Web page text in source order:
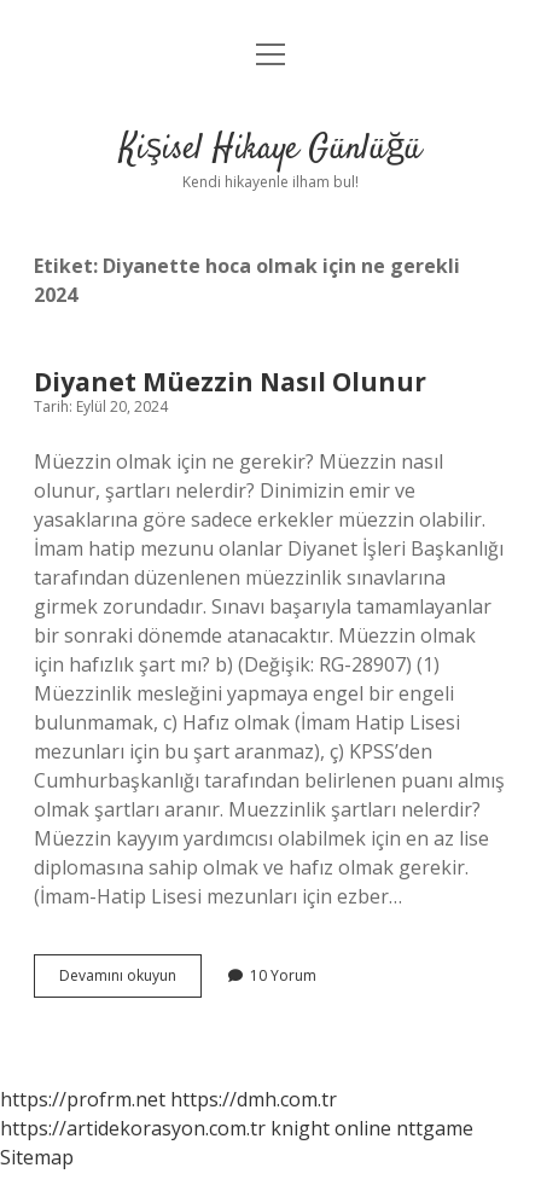
Anasayfa
Yasal Uyarı
menüyü
Kişisel Hikaye Günlüğü
Kendi hikayenle ilham bul!
Etiket: Diyanette hoca olmak için ne gerekli
2024
Diyanet Müezzin Nasıl Olunur
Tarih: Eylül 20, 2024
Müezzin olmak için ne gerekir? Müezzin nasıl
olunur, şartları nelerdir? Dinimizin emir ve
yasaklarına göre sadece erkekler müezzin olabilir.
İmam hatip mezunu olanlar Diyanet İşleri Başkanlığı
tarafından düzenlenen müezzinlik sınavlarına
girmek zorundadır. Sınavı başarıyla tamamlayanlar
bir sonraki dönemde atanacaktır. Müezzin olmak
için hafızlık şart mı? b) (Değişik: RG-28907) (1)
Müezzinlik mesleğini yapmaya engel bir engeli
bulunmamak, c) Hafız olmak (İmam Hatip Lisesi
mezunları için bu şart aranmaz), ç) KPSS’den
Cumhurbaşkanlığı tarafından belirlenen puanı almış
olmak şartları aranır. Muezzinlik şartları nelerdir?
Müezzin kayyım yardımcısı olabilmek için en az lise
diplomasına sahip olmak ve hafız olmak gerekir.
(İmam-Hatip Lisesi mezunları için ezber…
Devamını okuyun
Müezzin
10 Yorum
https://profrm.net https://dmh.com.tr
https://artidekorasyon.com.tr knight online nttgame
Sitemap